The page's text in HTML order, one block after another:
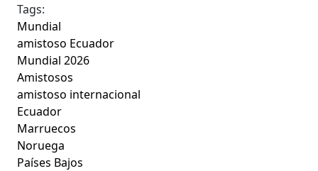
Tags:
Mundial
amistoso Ecuador
Mundial 2026
Amistosos
amistoso internacional
Ecuador
Marruecos
Noruega
Países Bajos